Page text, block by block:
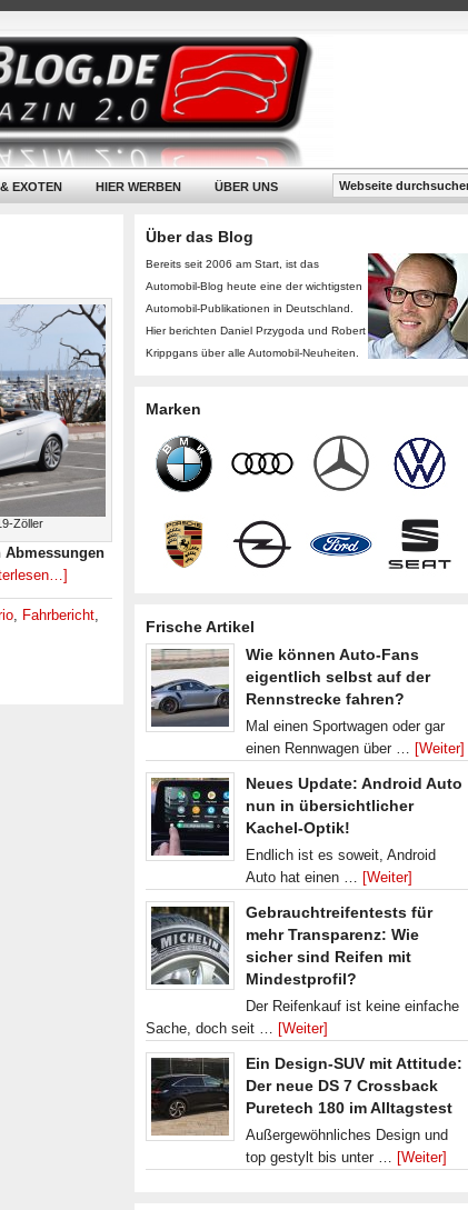
EXOTEN HIER WERBEN ÜBER UNS
Zöller
Abmessungen
, Fahrbericht,
Über das Blog
Bereits seit 2006 am Start, ist das
Automobil-Blog heute eine der wichtigsten
Automobil-Publikationen in Deutschland.
Hier berichten Daniel Przygoda und Robert
Krippgans über alle Automobil-Neuheiten.
Marken
Frische Artikel
Wie können Auto-Fans
eigentlich selbst auf der
Rennstrecke fahren?
Mal einen Sportwagen oder gar
einen Rennwagen über … [Weiter]
Neues Update: Android Auto
nun in übersichtlicher
Kachel-Optik!
Endlich ist es soweit, Android
Auto hat einen … [Weiter]
Gebrauchtreifentests für
mehr Transparenz: Wie
sicher sind Reifen mit
Mindestprofil?
Der Reifenkauf ist keine einfache
Sache, doch seit … [Weiter]
Ein Design-SUV mit Attitude:
Der neue DS 7 Crossback
Puretech 180 im Alltagstest
Außergewöhnliches Design und
top gestylt bis unter … [Weiter]